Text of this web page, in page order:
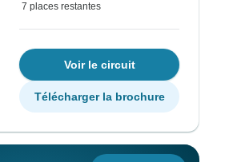
7 places restantes
Voir le circuit
Télécharger la brochure